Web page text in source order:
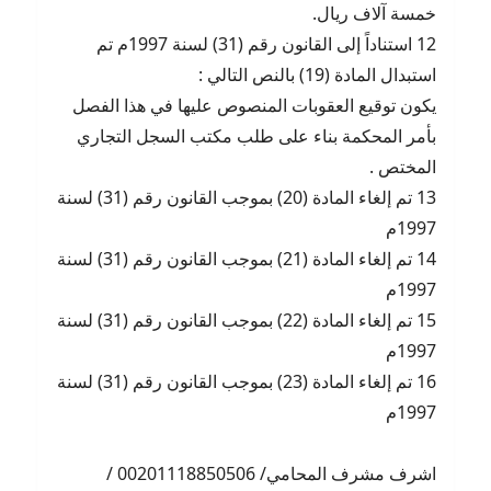
خمسة آلاف ريال.
12 استناداً إلى القانون رقم (31) لسنة 1997م تم
استبدال المادة (19) بالنص التالي :
يكون توقيع العقوبات المنصوص عليها في هذا الفصل
بأمر المحكمة بناء على طلب مكتب السجل التجاري
المختص .
13 تم إلغاء المادة (20) بموجب القانون رقم (31) لسنة
1997م
14 تم إلغاء المادة (21) بموجب القانون رقم (31) لسنة
1997م
15 تم إلغاء المادة (22) بموجب القانون رقم (31) لسنة
1997م
16 تم إلغاء المادة (23) بموجب القانون رقم (31) لسنة
1997م
اشرف مشرف المحامي/ 00201118850506 /